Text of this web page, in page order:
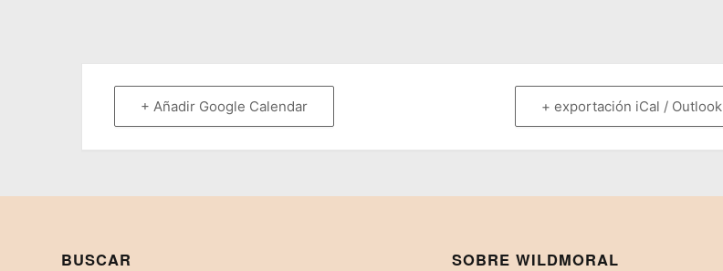
+ Añadir Google Calendar + exportación iCal / Outlook
BUSCAR SOBRE WILDMORAL